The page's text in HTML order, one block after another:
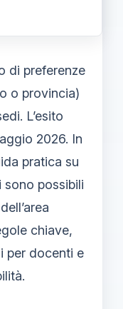
di preferenze
o provincia)
L’esito
2026. In
pratica su
sono possibili
chiave,
per docenti e